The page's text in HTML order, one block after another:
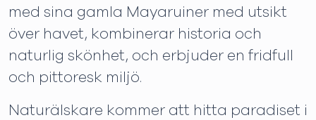
med sina gamla Mayaruiner med utsikt
över havet, kombinerar historia och
naturlig skönhet, och erbjuder en fridfull
och pittoresk miljö.
Naturälskare kommer att hitta paradiset i